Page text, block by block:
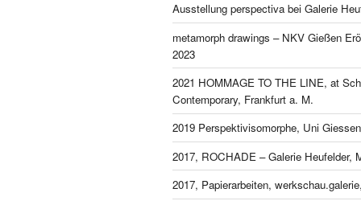
Ausstellung perspectiva bei Galerie
metamorph drawings – NKV Gießen
2023
2021 HOMMAGE TO THE LINE, at
Contemporary, Frankfurt a. M.
2019 Perspektivisomorphe, Uni Giessen
2017, ROCHADE – Galerie Heufelder,
2017, Papierarbeiten,